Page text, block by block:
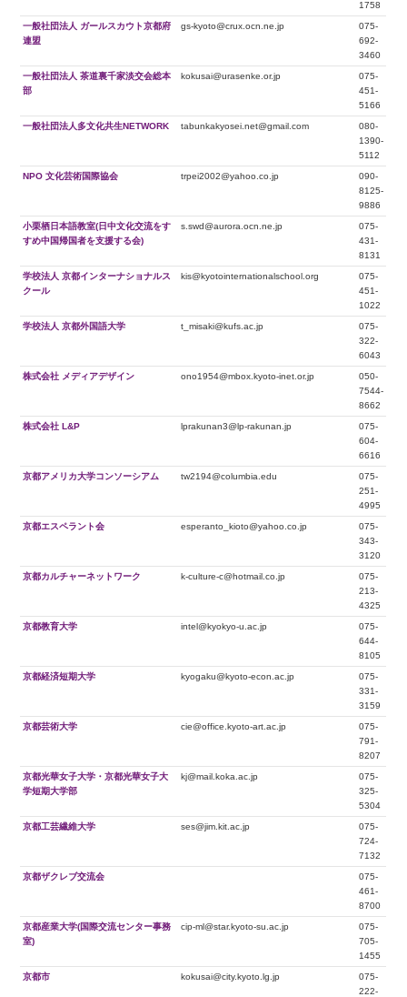
1758
一般社団法人 ガールスカウト京都府
連盟
gs-kyoto@crux.ocn.ne.jp
075-
692-
3460
一般社団法人 茶道裏千家淡交会総本
部
kokusai@urasenke.or.jp
075-
451-
5166
一般社団法人多文化共生NETWORK tabunkakyosei.net@gmail.com
080-
1390-
5112
NPO 文化芸術国際協会 trpei2002@yahoo.co.jp
090-
8125-
9886
小栗栖日本語教室(日中文化交流をす
すめ中国帰国者を支援する会)
s.swd@aurora.ocn.ne.jp
075-
431-
8131
学校法人 京都インターナショナルス
クール
kis@kyotointernationalschool.org
075-
451-
1022
学校法人 京都外国語大学 t_misaki@kufs.ac.jp
075-
322-
6043
株式会社 メディアデザイン ono1954@mbox.kyoto-inet.or.jp
050-
7544-
8662
株式会社 L&P lprakunan3@lp-rakunan.jp
075-
604-
6616
京都アメリカ大学コンソーシアム tw2194@columbia.edu
075-
251-
4995
京都エスペラント会 esperanto_kioto@yahoo.co.jp
075-
343-
3120
京都カルチャーネットワーク k-culture-c@hotmail.co.jp
075-
213-
4325
京都教育大学 intel@kyokyo-u.ac.jp
075-
644-
8105
京都経済短期大学 kyogaku@kyoto-econ.ac.jp
075-
331-
3159
京都芸術大学 cie@office.kyoto-art.ac.jp
075-
791-
8207
京都光華女子大学・京都光華女子大
学短期大学部
kj@mail.koka.ac.jp
075-
325-
5304
京都工芸繊維大学 ses@jim.kit.ac.jp
075-
724-
7132
京都ザクレブ交流会
075-
461-
8700
京都産業大学(国際交流センター事務
室)
cip-ml@star.kyoto-su.ac.jp
075-
705-
1455
京都市 kokusai@city.kyoto.lg.jp
075-
222-